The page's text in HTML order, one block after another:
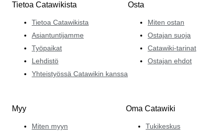
Tietoa Catawikista
Tietoa Catawikista
Asiantuntijamme
Työpaikat
Lehdistö
Yhteistyössä Catawikin kanssa
Osta
Miten ostan
Ostajan suoja
Catawiki-tarinat
Ostajan ehdot
Myy
Miten myyn
Oma Catawiki
Tukikeskus